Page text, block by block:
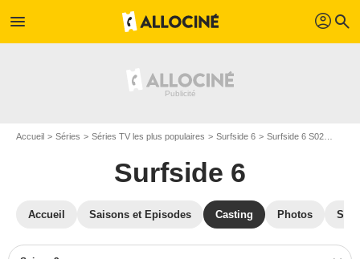
menu profil search
Accueil Séries Séries TV les plus populaires Surfside 6 Surfside 6 S02
Surfside 6
Accueil Saisons et Episodes Casting Photos